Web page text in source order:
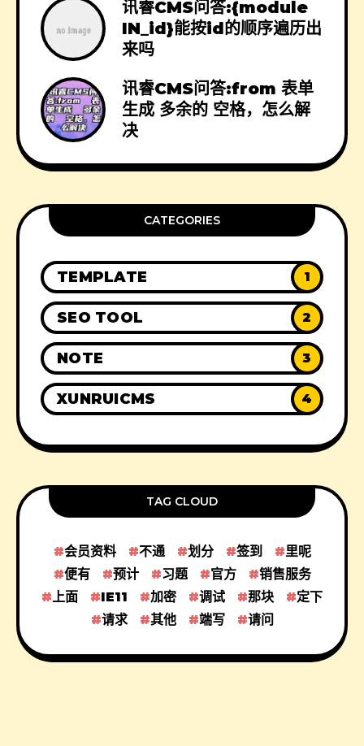
讯睿CMS问答:{module
IN_id}能按id的顺序遍历出
来吗
讯睿CMS问答:from 表单
生成 多余的 空格，怎么解
决
CATEGORIES
TEMPLATE 1
SEO TOOL 2
NOTE 3
XUNRUICMS 4
TAG CLOUD
会员资料 不通 划分 签到
里呢
便有
预计 习题 官方
销售服务
上面
IE11 加密 调试 那块
定下
请求
其他 端写 请问